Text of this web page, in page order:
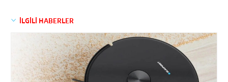
İLGİLİ HABERLER